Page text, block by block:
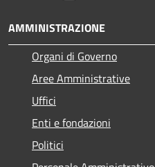
AMMINISTRAZIONE
Organi di Governo
Aree Amministrative
Uffici
Enti e fondazioni
Politici